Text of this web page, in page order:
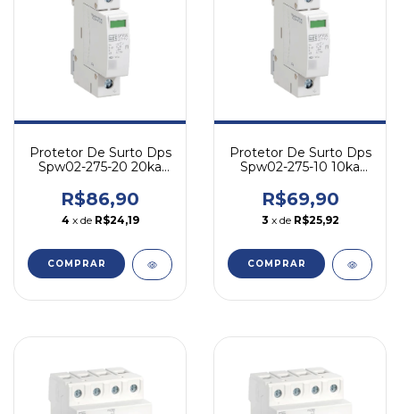
Protetor De Surto Dps
Spw02-275-20 20ka
R$86,90
4 x de R$24,19
Protetor De Surto Dps
Spw02-275-10 10ka
R$69,90
3 x de R$25,92